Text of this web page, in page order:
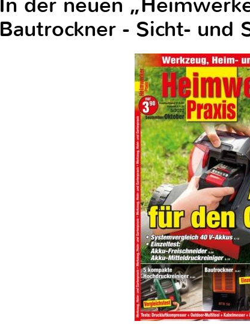
Bautrockner - Sicht- und